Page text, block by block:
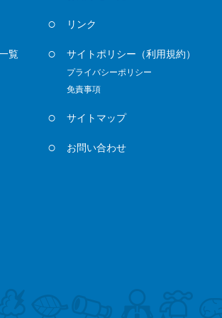
覧
リンク
サイトポリシー （利用規約）
プライバシーポリシー
免責事項
サイトマップ
お問い合わせ